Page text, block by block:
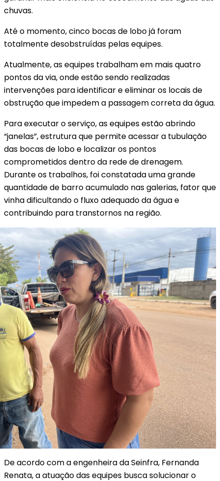
chuvas.
Até o momento, cinco bocas de lobo já foram
totalmente desobstruídas pelas equipes.
Atualmente, as equipes trabalham em mais quatro
pontos da via, onde estão sendo realizadas
intervenções para identificar e eliminar os locais de
obstrução que impedem a passagem correta da água.
Para executar o serviço, as equipes estão abrindo
“janelas”, estrutura que permite acessar a tubulação
das bocas de lobo e localizar os pontos
comprometidos dentro da rede de drenagem.
Durante os trabalhos, foi constatada uma grande
quantidade de barro acumulado nas galerias, fator que
vinha dificultando o fluxo adequado da água e
contribuindo para transtornos na região.
De acordo com a engenheira da Seinfra, Fernanda
Renata, a atuação das equipes busca solucionar o